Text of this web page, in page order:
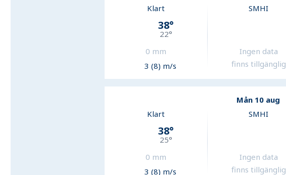
Klart
38°
22°
0 mm
3 (8) m/s
SMHI
Ingen data
finns tillgänglig
Mån 10 aug
Klart
38°
25°
0 mm
3 (8) m/s
SMHI
Ingen data
finns tillgänglig